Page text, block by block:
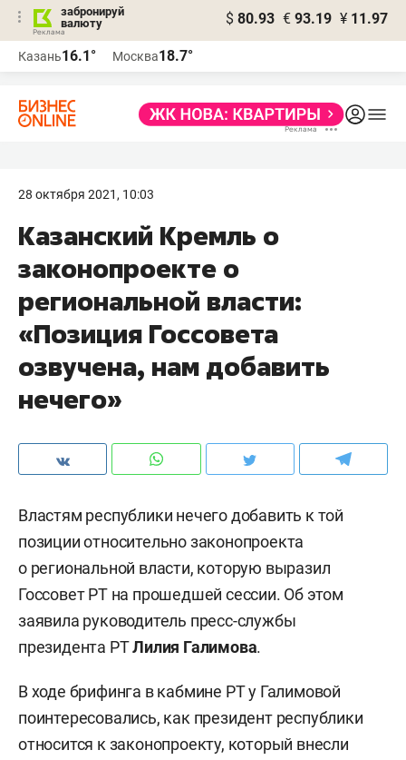
забронируй
валюту
$ 80.93 € 93.19 ¥ 11.97
Казань16.1° Москва18.7°
28 октября 2021, 10:03
Казанский Кремль о
законопроекте о
региональной власти:
«Позиция Госсовета
озвучена, нам добавить
нечего»
Властям республики нечего добавить к той
позиции относительно законопроекта
о региональной власти, которую выразил
Госсовет РТ на прошедшей сессии. Об этом
заявила руководитель пресс-службы
президента РТЛилия Галимова.
В ходе брифинга в кабмине РТ у Галимовой
поинтересовались, как президент республики
относится к законопроекту, который внесли